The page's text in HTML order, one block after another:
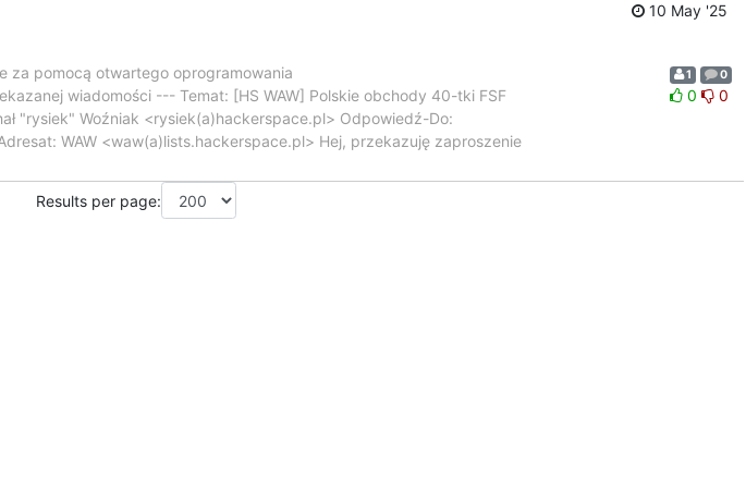
10 May '25
za pomocą otwartego oprogramowania
wiadomości --- Temat: [HS WAW] Polskie obchody 40-tki FSF
"rysiek" Woźniak <rysiek(a)hackerspace.pl> Odpowiedź-Do:
WAW <waw(a)lists.hackerspace.pl> Hej, przekazuję zaproszenie
1 0
0 0
Results per page: